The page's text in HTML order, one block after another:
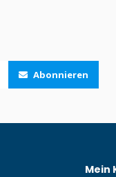
Abonnieren
Mein